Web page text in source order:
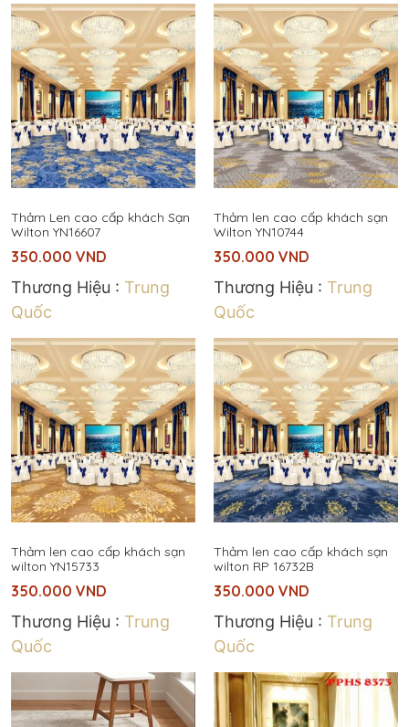
Thảm Len cao cấp khách Sạn
Wilton YN16607
350.000 VND
Thương Hiệu : Trung
Quốc
Thảm len cao cấp khách sạn
Wilton YN10744
350.000 VND
Thương Hiệu : Trung
Quốc
Thảm len cao cấp khách sạn
wilton YN15733
350.000 VND
Thương Hiệu : Trung
Quốc
Thảm len cao cấp khách sạn
wilton RP 16732B
350.000 VND
Thương Hiệu : Trung
Quốc